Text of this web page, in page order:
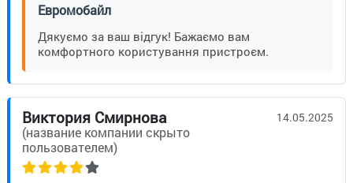
Евромобайл
Дякуємо за ваш відгук! Бажаємо вам
комфортного користування пристроєм.
Виктория Смирнова
(название компании скрыто
пользователем)
14.05.2025